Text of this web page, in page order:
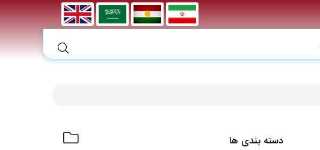
دسته بندی ها